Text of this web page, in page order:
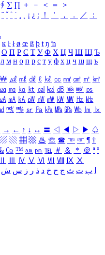
∮ ∑ ∏ ＋ － ＜ ＝
＞
˘ ˝ ˚ ˙ ¸ ¡ ¿ ː ！ ＇ ， ． ／
：
ĸ ŀ ł ø œ ß þ ŧ ŋ ŉ
О П Р С Т У Ф Х Ц Ч Ш Щ Ъ
л м н о п р с т у ф х ц ч ш щ ъ
￦ ㎕ ㎖ ㎗ ℓ ㎘ ㏄ ㎣ ㎤ ㎥ ㎦
㎍ ㎎ ㎏ ㏏ ㎈ ㎉ ㏈ ㎧ ㎨ ㎰
㎃ ㎄ ㎺ ㎻ ㎽ ㎾ ㎿ ㎐ ㎑
㎮ ㎯ ㏛ ㎩ ㎪ ㎫ ㎬ ㏝ ㏐
㏓
→ ← ↑ ↓ ↔ 〓 ◁ ◀ ▷ ▶ ♤
▨ ▧ ▦ ▩ ♨ ☏ ☎ ☜ ☞ ¶ †
㏇ ™ ㏂ ㏘ ℡ ＃ ＆ ＊ ＠ ª º
Ⅳ Ⅴ Ⅵ Ⅶ Ⅷ Ⅸ Ⅹ
ب ت ث ج ح خ د ذ ر ز س ش